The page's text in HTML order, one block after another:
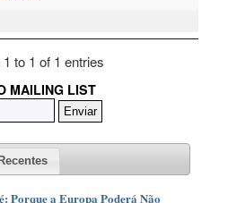
to 1 of 1 entries
MAILING LIST
Porque a Europa Poderá Não